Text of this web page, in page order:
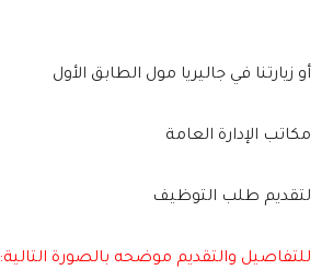
‏أو زيارتنا في جاليريا مول الطابق الأول
مكاتب الإدارة العامة
لتقديم طلب التوظيف
للتفاصيل والتقديم موضحه بالصورة التالية: